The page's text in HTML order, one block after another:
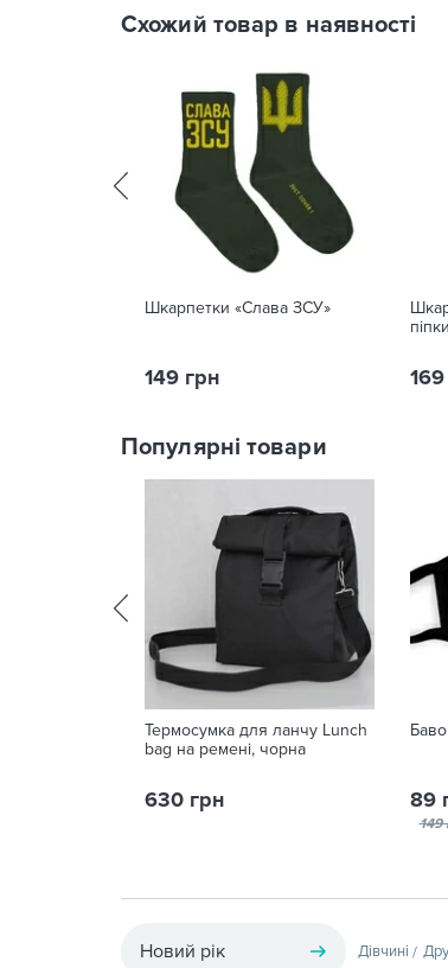
Схожий товар в наявності
Шкарпетки «Слава ЗСУ»
149 грн
Популярні товари
Термосумка для ланчу Lunch
bag на ремені, чорна
630 грн 89
149
Новий рік Дівчині